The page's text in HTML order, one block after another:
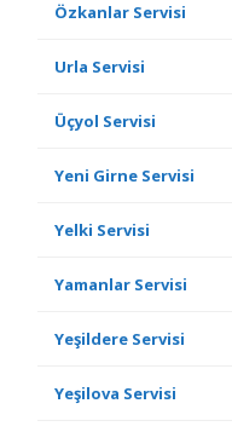
Özkanlar Servisi
Urla Servisi
Üçyol Servisi
Yeni Girne Servisi
Yelki Servisi
Yamanlar Servisi
Yeşildere Servisi
Yeşilova Servisi